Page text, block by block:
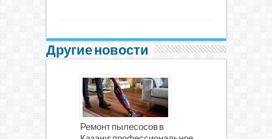
Другие новости
Ремонт пылесосов в